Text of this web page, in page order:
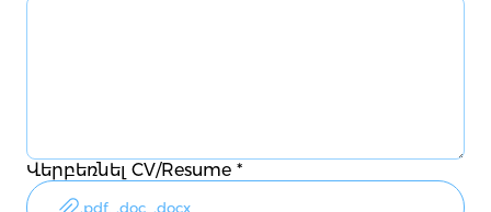
Վերբեռնել CV/Resume *
.pdf, .doc, .docx